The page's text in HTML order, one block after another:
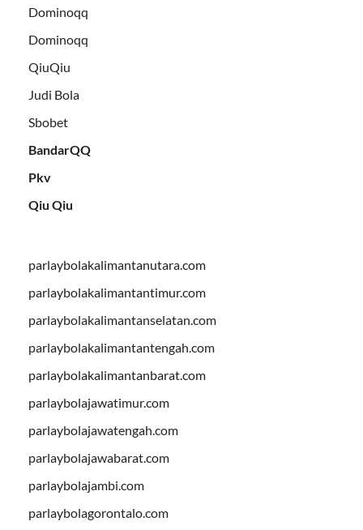
Dominoqq
Dominoqq
QiuQiu
Judi Bola
Sbobet
BandarQQ
Pkv
Qiu Qiu
parlaybolakalimantanutara.com
parlaybolakalimantantimur.com
parlaybolakalimantanselatan.com
parlaybolakalimantantengah.com
parlaybolakalimantanbarat.com
parlaybolajawatimur.com
parlaybolajawatengah.com
parlaybolajawabarat.com
parlaybolajambi.com
parlaybolagorontalo.com